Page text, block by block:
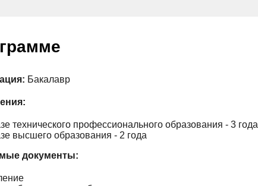
Бакалавр
технического профессионального образования - 3 года
высшего образования - 2 года
документы: